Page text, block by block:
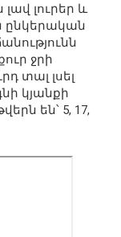
լուրեր և
ընկերական
ջրի
տալ լսել
կյանքի
են՝ 5, 17,